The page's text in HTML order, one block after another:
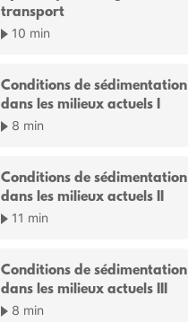
transport
10 min
Conditions de sédimentation
dans les milieux actuels I
8 min
Conditions de sédimentation
dans les milieux actuels II
11 min
Conditions de sédimentation
dans les milieux actuels III
8 min